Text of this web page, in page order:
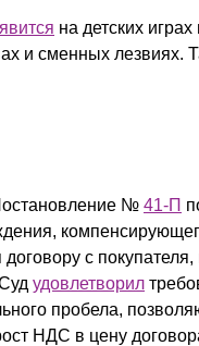
на детских
и сменных лезвиях.
№ 41-П
с
удовлетворил
пробела,
НДС в цену